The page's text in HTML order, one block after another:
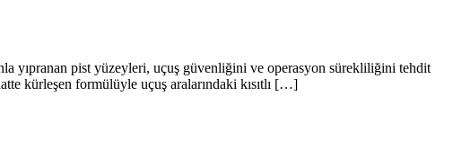
yıpranan pist yüzeyleri, uçuş güvenliğini ve operasyon sürekliliğini tehdit
kürleşen formülüyle uçuş aralarındaki kısıtlı […]